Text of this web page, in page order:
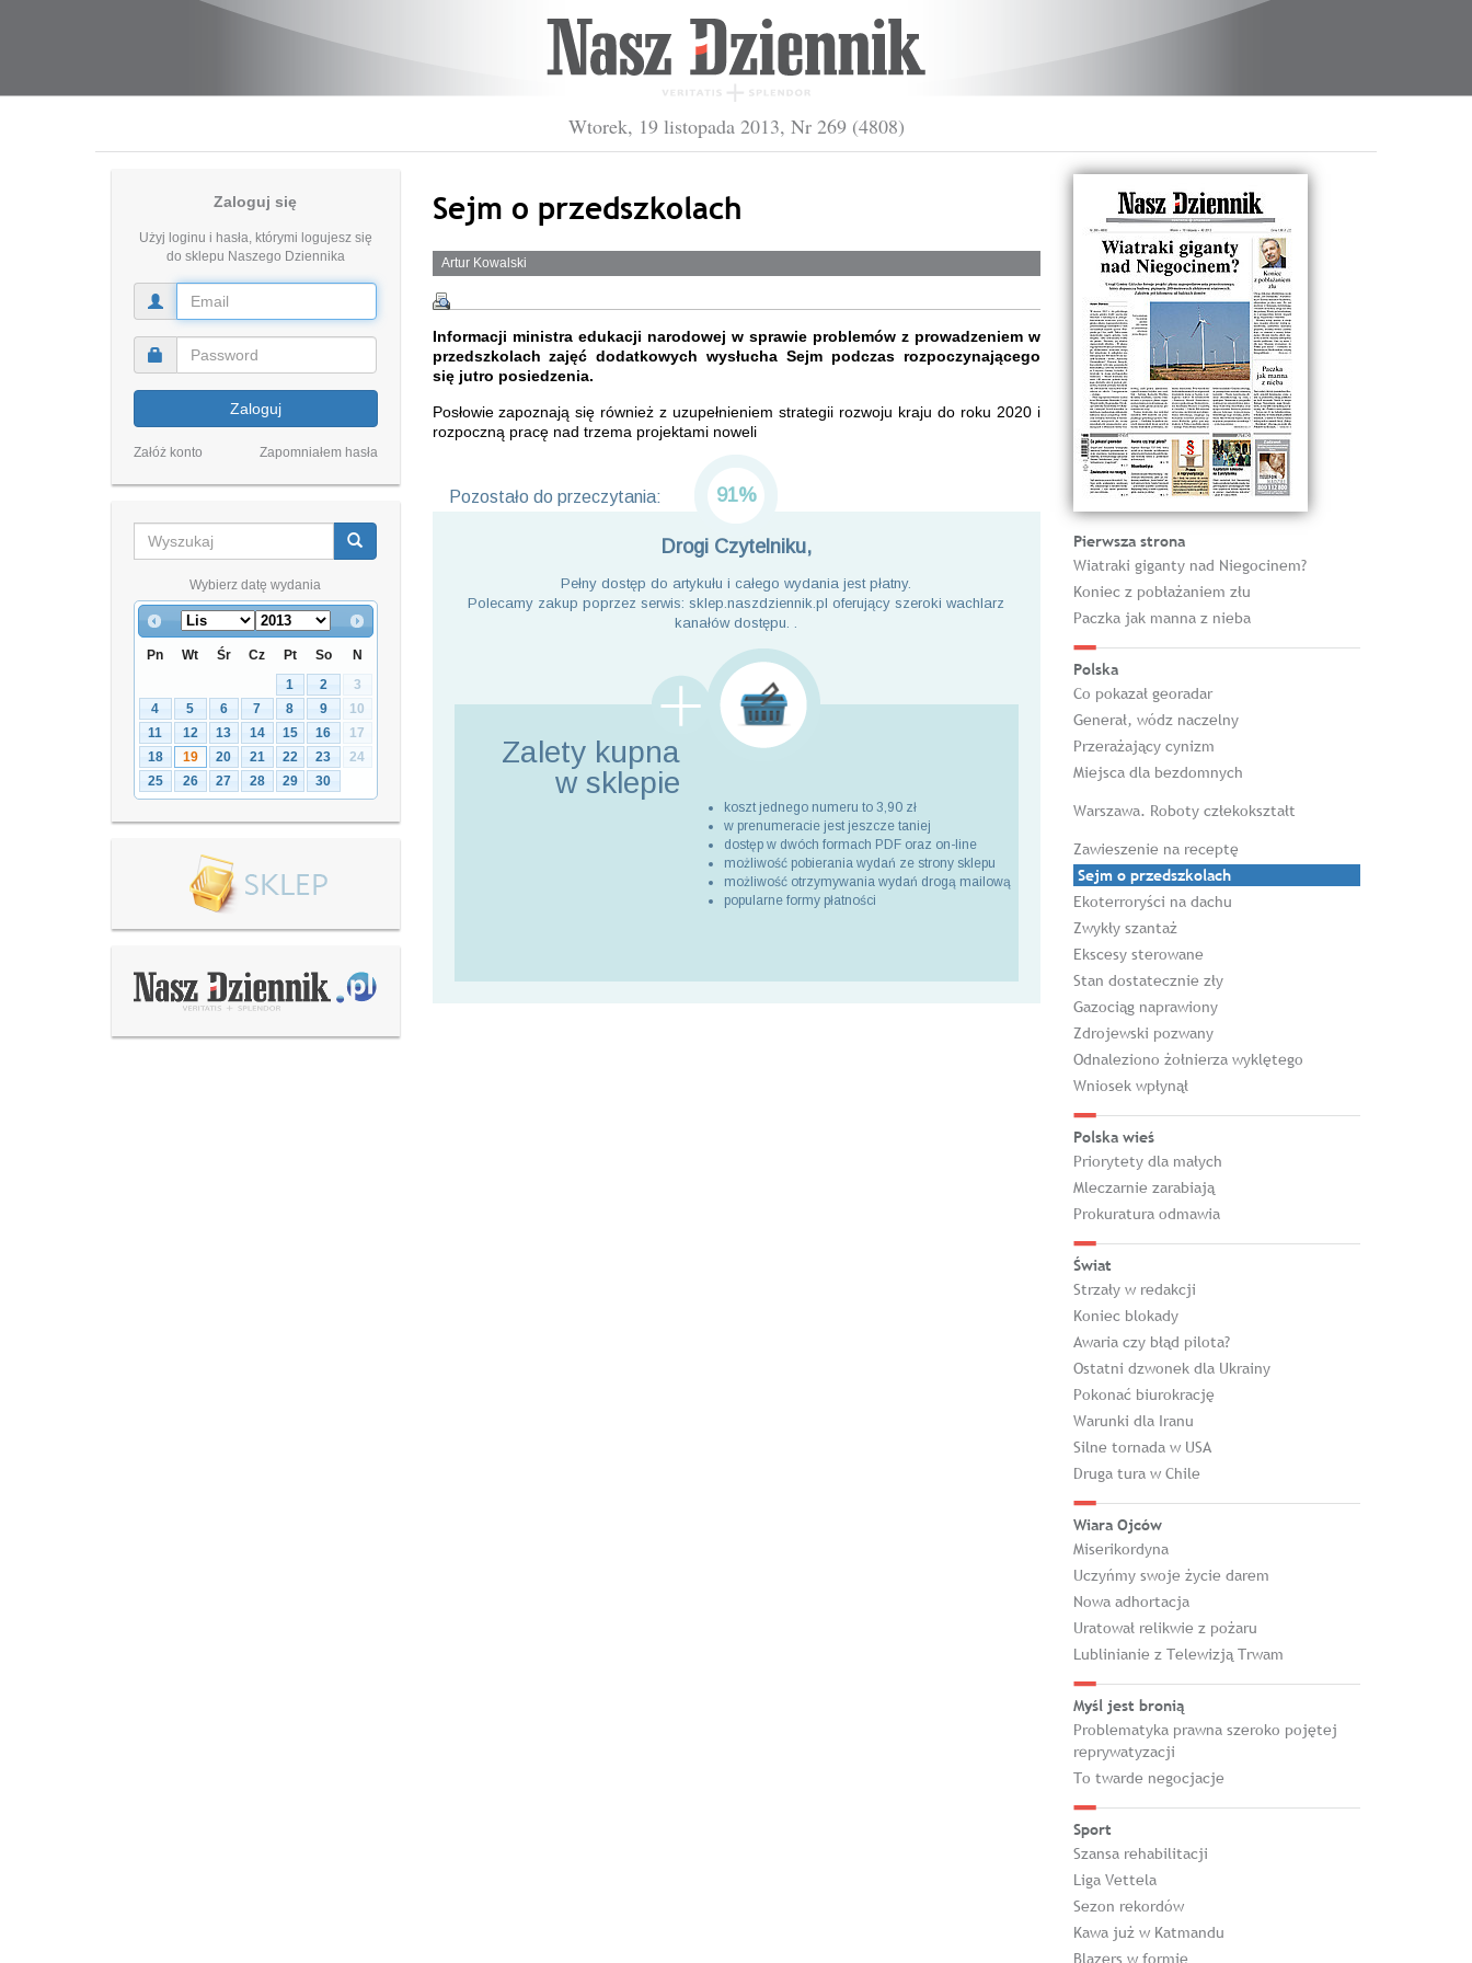
Wtorek, 19 listopada 2013, Nr 269 (4808)
Zaloguj się
Użyj loginu i hasła, którymi logujesz się
do sklepu Naszego Dziennika
Zaloguj
Załóż konto Zapomniałem hasła
Wybierz datę wydania
Pn Wt Śr Cz Pt So
N
1
2
3
4
5 6 7 8 9
10
11
12 13 14 15 16
17
18
19 20 21 22 23
24
25
26 27 28 29 30
Sejm o przedszkolach
Artur Kowalski
Informacji ministra edukacji narodowej w sprawie problemów z prowadzeniem w
przedszkolach zajęć dodatkowych wysłucha Sejm podczas rozpoczynającego
się jutro posiedzenia.
Posłowie zapoznają się również z uzupełnieniem strategii rozwoju kraju do roku 2020 i
rozpoczną pracę nad trzema projektami noweli
Pozostało do przeczytania: 91%
Drogi Czytelniku,
Pełny dostęp do artykułu i całego wydania jest płatny.
Polecamy zakup poprzez serwis: sklep.naszdziennik.pl oferujący szeroki wachlarz
kanałów dostępu. .
Zalety kupna
w sklepie
koszt jednego numeru to 3,90 zł
w prenumeracie jest jeszcze taniej
dostęp w dwóch formach PDF oraz on-line
możliwość pobierania wydań ze strony sklepu
możliwość otrzymywania wydań drogą mailową
popularne formy płatności
Pierwsza strona
Wiatraki giganty nad Niegocinem?
Koniec z pobłażaniem złu
Paczka jak manna z nieba
Polska
Co pokazał georadar
Generał, wódz naczelny
Przerażający cynizm
Miejsca dla bezdomnych
Warszawa. Roboty człekokształt
Zawieszenie na receptę
Sejm o przedszkolach
Ekoterroryści na dachu
Zwykły szantaż
Ekscesy sterowane
Stan dostatecznie zły
Gazociąg naprawiony
Zdrojewski pozwany
Odnaleziono żołnierza wyklętego
Wniosek wpłynął
Polska wieś
Priorytety dla małych
Mleczarnie zarabiają
Prokuratura odmawia
Świat
Strzały w redakcji
Koniec blokady
Awaria czy błąd pilota?
Ostatni dzwonek dla Ukrainy
Pokonać biurokrację
Warunki dla Iranu
Silne tornada w USA
Druga tura w Chile
Wiara Ojców
Miserikordyna
Uczyńmy swoje życie darem
Nowa adhortacja
Uratował relikwie z pożaru
Lublinianie z Telewizją Trwam
Myśl jest bronią
Problematyka prawna szeroko pojętej
reprywatyzacji
To twarde negocjacje
Sport
Szansa rehabilitacji
Liga Vettela
Sezon rekordów
Kawa już w Katmandu
Blazers w formie